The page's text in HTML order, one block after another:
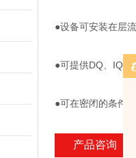
●设备可安装在层流
●可提供DQ、IQ、
●可在密闭的条件
产品咨询